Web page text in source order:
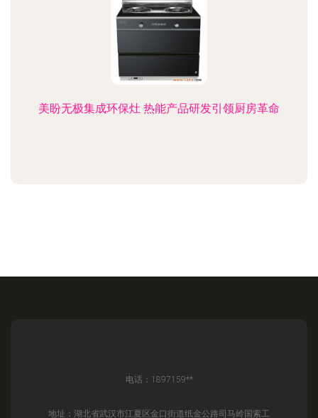
美盼无极集成环保灶 热能产品研发引领厨房革命
电话：1897159**
地址：湖北省武汉市江夏区金口街道纸金公路司马岭国索工